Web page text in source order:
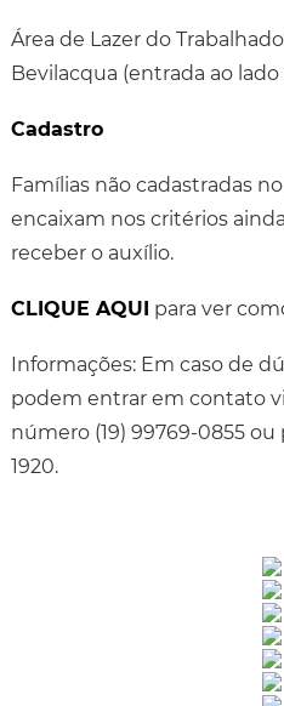
Área de Lazer do
Bevilacqua (entrada ao
Cadastro
Famílias não cadastradas
encaixam nos critérios
receber o auxílio.
CLIQUE AQUI para ver
Informações: Em caso de
podem entrar em contato
número (19) 99769-0855 ou
1920.